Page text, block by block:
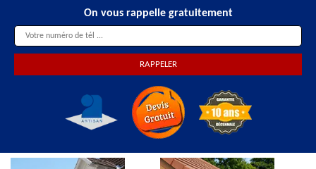
On vous rappelle gratuitement